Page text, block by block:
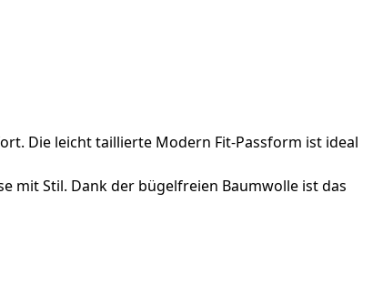
Die leicht taillierte Modern Fit-Passform ist ideal
mit Stil. Dank der bügelfreien Baumwolle ist das